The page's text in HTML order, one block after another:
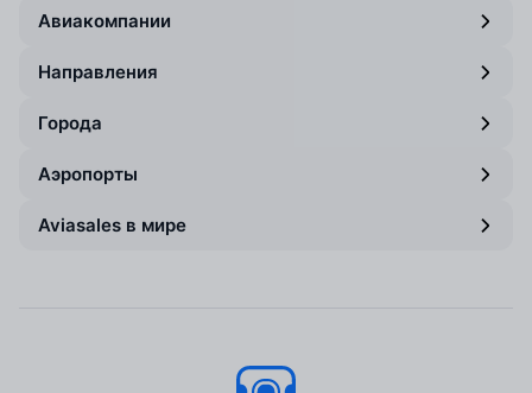
Авиакомпании
Направления
Города
Аэропорты
Aviasales в мире